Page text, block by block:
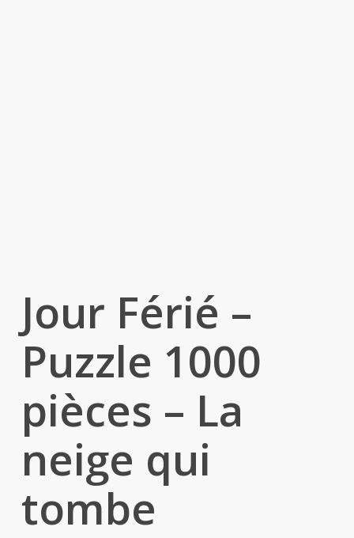
Jour Férié –
Puzzle 1000
pièces – La
neige qui
tombe